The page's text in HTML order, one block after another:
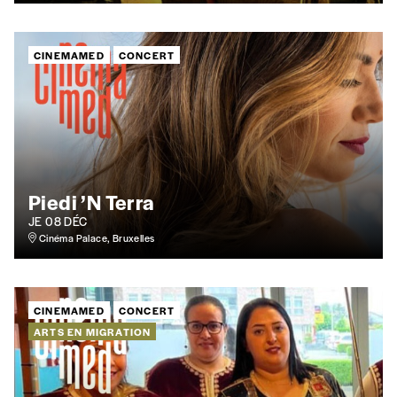
Nom*
Organisation
TVA
Téléphone
E-mail*
CINEMAMED CONCERT
Piedi ’N Terra
JE 08 DÉC
Cinéma Palace, Bruxelles
CINEMAMED
CONCERT
ARTS EN MIGRATION